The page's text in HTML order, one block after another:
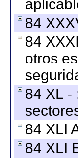
84
84
otros
84 XL -
84 XLI
84 XLI